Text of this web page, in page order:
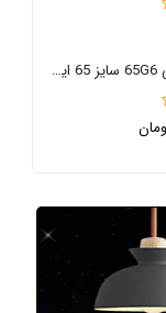
تلویزیون ال جی 65G6 سایز 65 اینچ 2026